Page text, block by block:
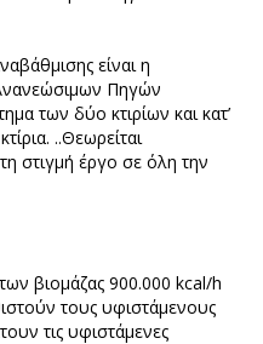
είναι η
Πηγών
των δύο κτιρίων και κατ’
..Θεωρείται
στιγμή έργο σε όλη την
βιομάζας 900.000 kcal/h
τους υφιστάμενους
τις υφιστάμενες